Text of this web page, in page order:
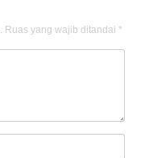
Ruas yang wajib ditandai *